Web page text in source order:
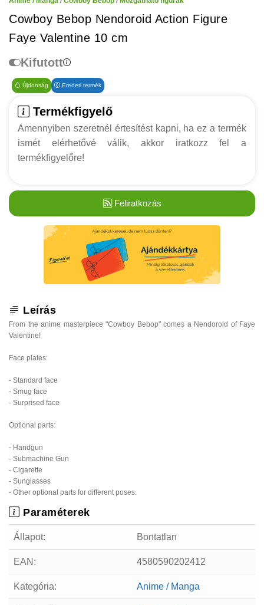
Cowboy Bebop Nendoroid Action Figure
Faye Valentine 10 cm
Kifutott
Újdonság Eredeti termék
Termékfigyelő
Amennyiben szeretnél értesítést kapni, ha ez a termék
ismét elérhetővé válik, akkor iratkozz fel a
termékfigyelőre!
Feliratkozás
Leírás
From the anime masterpiece "Cowboy Bebop" comes a Nendoroid of Faye
Valentine!
Face plates:
- Standard face
- Smug face
- Surprised face
Optional parts:
- Handgun
- Submachine Gun
- Cigarette
- Sunglasses
- Other optional parts for different poses.
Paraméterek
Állapot: Bontatlan
EAN: 4580590202412
Kategória: Anime / Manga